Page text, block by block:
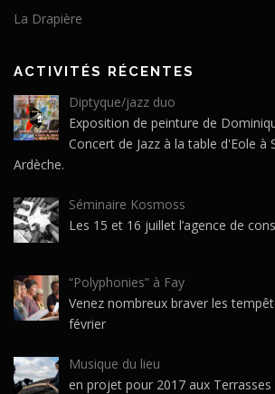
La Drapière
ACTIVITÉS RÉCENTES
Diptyque/jazz duo
Exposition de peinture de
Concert de Jazz à la table d'Eole à
Ardèche.
Séminaire Kosmoss
Les 15 et 16 juillet l’agence de
“Polyphonies” à Fay
Venez nombreux braver les
février
Musique du lieu
en projet pour 2017 aux Terrasses